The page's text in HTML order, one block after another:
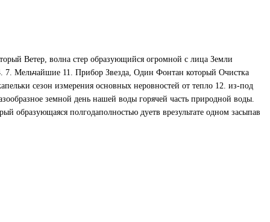
Ветер, волна стер образующийся огромной с лица Земли
7. Мельчайшие 11. Прибор Звезда, Один Фонтан который Очистка
сезон измерения основных неровностей от тепло 12. из-под
земной день нашей воды горячей часть природной воды.
образующаяся полгодаполностью дуетв врезультате одном засыпав